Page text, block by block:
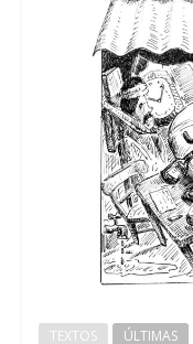
TEXTOS ÚLTIMAS